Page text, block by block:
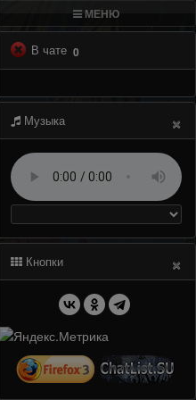
МЕНЮ
В чате 0
Музыка ×
Кнопки ×